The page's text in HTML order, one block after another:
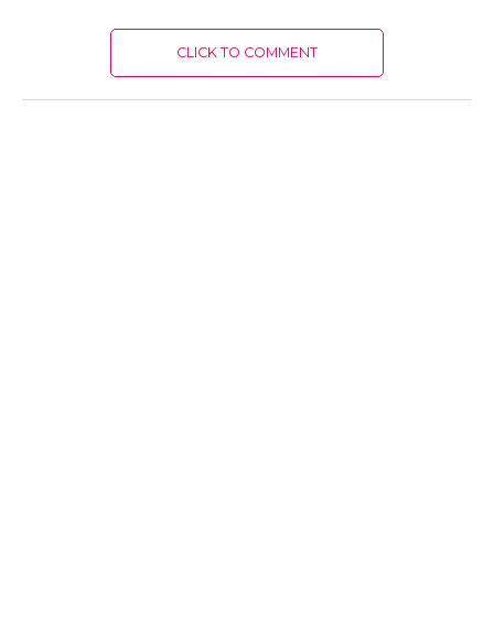
CLICK TO COMMENT